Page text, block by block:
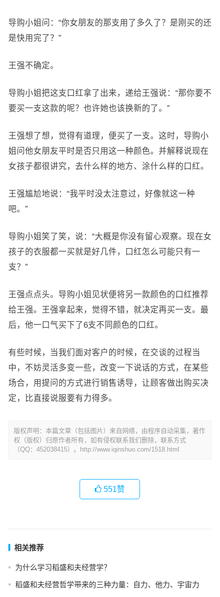
导购小姐问：“你女朋友的那支用了多久了？是刚买的还
是快用完了？”
王强不确定。
导购小姐把这支口红拿了出来，递给王强说：“那你要不
要买一支这款的呢？也许她也该换新的了。”
王强想了想，觉得有道理，便买了一支。这时，导购小
姐问他女朋友平时是否只用这一种颜色。并解释说现在
女孩子都很讲究，去什么样的地方、涂什么样的口红。
王强尴尬地说：“我平时没太注意过，好像就这一种
吧。”
导购小姐笑了笑，说：“大概是你没有留心观察。现在女
孩子的衣服都一买就是好几件，口红怎么可能只有一
支？”
王强点点头。导购小姐见状便将另一款颜色的口红推荐
给王强。王强拿起来，觉得不错，就决定再买一支。最
后，他一口气买下了6支不同颜色的口红。
有些时候，当我们面对客户的时候，在交谈的过程当
中，不妨灵活多变一些，改变一下说话的方式，在某些
场合，用提问的方式进行销售诱导，让顾客做出购买决
定，比直接说服要有力得多。
版权声明：本篇文章（包括图片）来自网络，由程序自动采集，著作
权（版权）归原作者所有，如有侵权联系我们删除，联系方式
（QQ：452038415）。http://www.iqinshuo.com/1518.html
551赞
相关推荐
为什么学习稻盛和夫经营学？
稻盛和夫经营哲学带来的三种力量：自力、他力、宇宙力